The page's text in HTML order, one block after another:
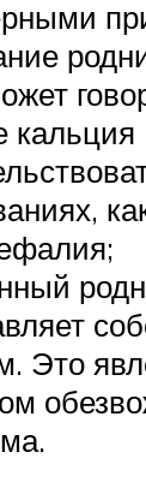
кальция
Это